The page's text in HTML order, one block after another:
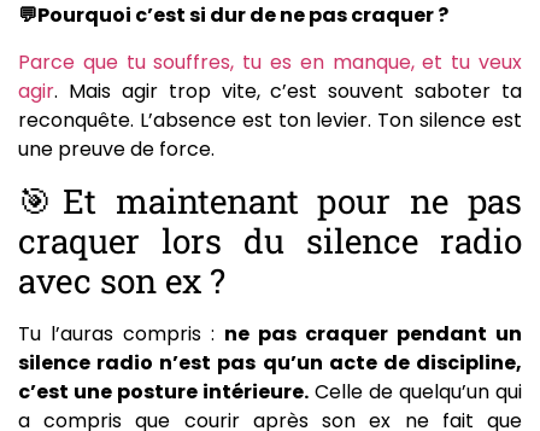
💬Pourquoi c’est si dur de ne pas craquer ?
Parce que tu souffres, tu es en manque, et tu veux
agir. Mais agir trop vite, c’est souvent saboter ta
reconquête. L’absence est ton levier. Ton silence est
une preuve de force.
🎯Et maintenant pour ne pas
craquer lors du silence radio
avec son ex ?
Tu l’auras compris : ne pas craquer pendant un
silence radio n’est pas qu’un acte de discipline,
c’est une posture intérieure. Celle de quelqu’un qui
a compris que courir après son ex ne fait que